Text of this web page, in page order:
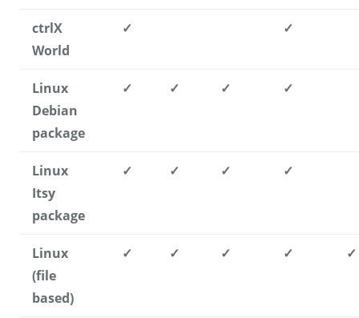
ctrlX
World
✓ ✓
Linux
Debian
package
✓ ✓ ✓ ✓
Linux
Itsy
package
✓ ✓ ✓ ✓
Linux
(file
based)
✓ ✓ ✓ ✓ ✓